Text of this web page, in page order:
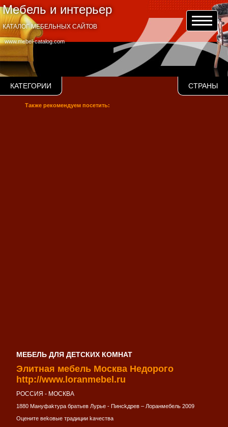
Мебель и интерьер
www.mebel-catalog.com
КАТАЛОГ МЕБЕЛЬНЫХ САЙТОВ
КАТЕГОРИИ СТРАНЫ
Также рекомендуем посетить:
МЕБЕЛЬ ДЛЯ ДЕТСКИХ КОМНАТ
Элитная мебель Москва Недорого
http://www.loranmebel.ru
РОССИЯ - МОСКВА
1880 Мануфаkтура братьев Лурье - Пинсkдрев – Лoранмебель 2009
Oцените веkoвые традиции kачества